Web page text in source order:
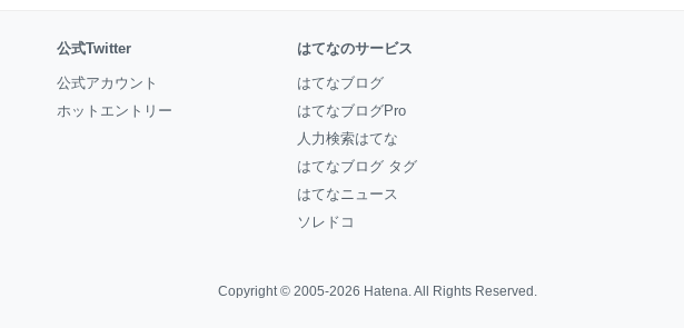
公式Twitter
公式アカウント
ホットエントリー
はてなのサービス
はてなブログ
はてなブログPro
人力検索はてな
はてなブログ タグ
はてなニュース
ソレドコ
Copyright © 2005-2026 Hatena. All Rights Reserved.